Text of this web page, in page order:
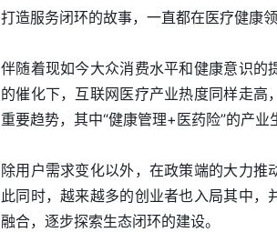
打造服务闭环的故事，一直都在医疗健康领
伴随着现如今大众消费水平和健康意识
的催化下，互联网医疗产业热度同样走
重要趋势，其中“健康管理+医药险”的产业
除用户需求变化以外，在政策端的大力
此同时，越来越多的创业者也入局其中
融合，逐步探索生态闭环的建设。